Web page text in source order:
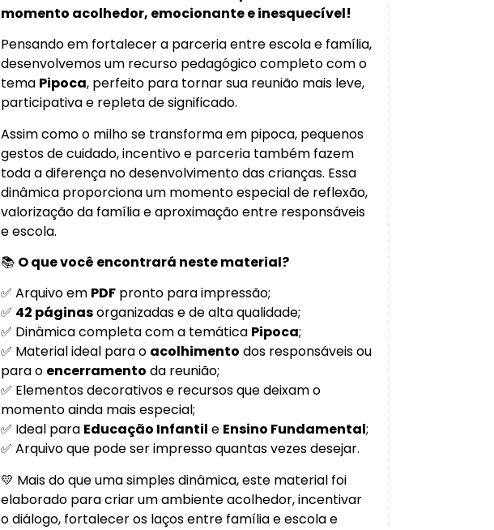
momento acolhedor, emocionante e inesquecível!
Pensando em fortalecer a parceria entre escola e família,
desenvolvemos um recurso pedagógico completo com o
tema Pipoca, perfeito para tornar sua reunião mais leve,
participativa e repleta de significado.
Assim como o milho se transforma em pipoca, pequenos
gestos de cuidado, incentivo e parceria também fazem
toda a diferença no desenvolvimento das crianças. Essa
dinâmica proporciona um momento especial de reflexão,
valorização da família e aproximação entre responsáveis
e escola.
📚 O que você encontrará neste material?
✅ Arquivo em PDFpronto para impressão;
✅ 42 páginasorganizadas e de alta qualidade;
✅ Dinâmica completa com a temática Pipoca;
✅ Material ideal para o acolhimento dos responsáveis ou
para o encerramento da reunião;
✅ Elementos decorativos e recursos que deixam o
momento ainda mais especial;
✅ Ideal para Educação Infantil e Ensino Fundamental;
✅ Arquivo que pode ser impresso quantas vezes desejar.
💛 Mais do que uma simples dinâmica, este material foi
elaborado para criar um ambiente acolhedor, incentivar
o diálogo, fortalecer os laços entre família e escola e